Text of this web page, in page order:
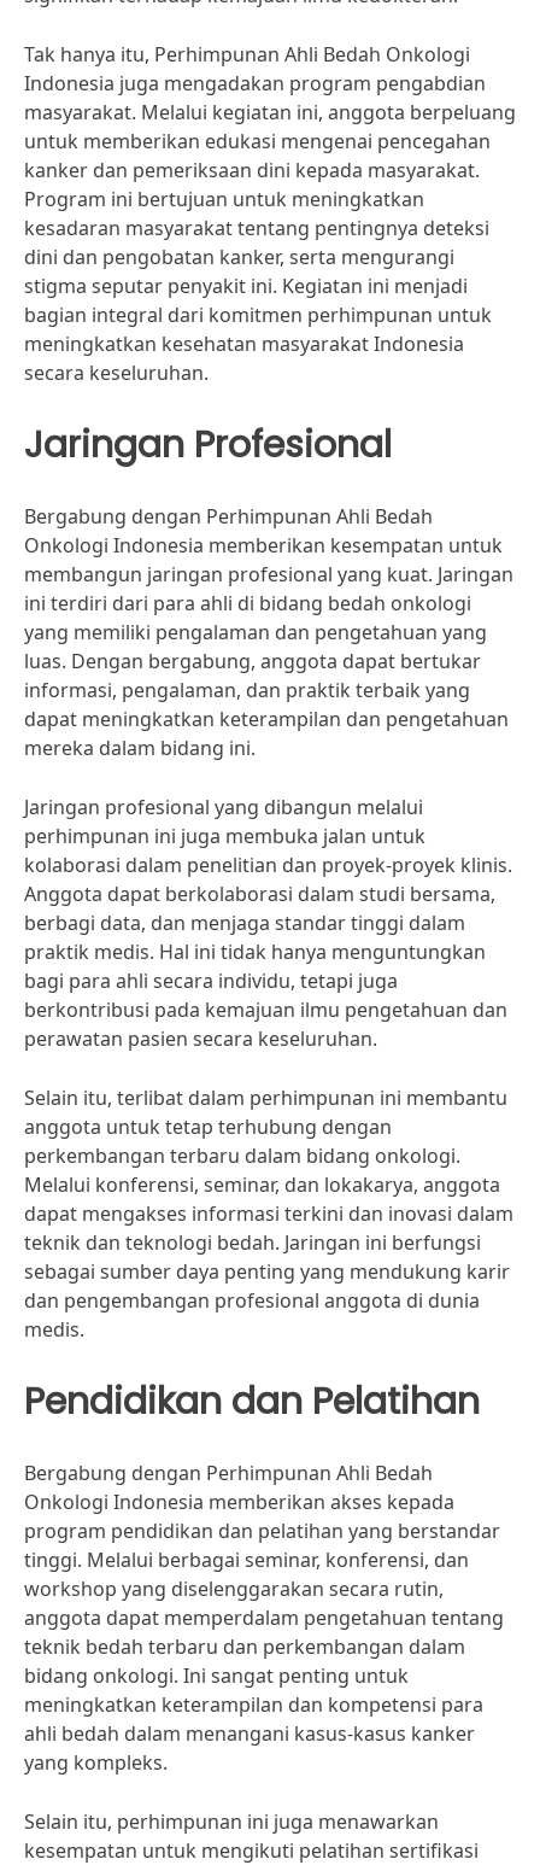
Tak hanya itu, Perhimpunan Ahli Bedah Onkologi
Indonesia juga mengadakan program pengabdian
masyarakat. Melalui kegiatan ini, anggota berpeluang
untuk memberikan edukasi mengenai pencegahan
kanker dan pemeriksaan dini kepada masyarakat.
Program ini bertujuan untuk meningkatkan
kesadaran masyarakat tentang pentingnya deteksi
dini dan pengobatan kanker, serta mengurangi
stigma seputar penyakit ini. Kegiatan ini menjadi
bagian integral dari komitmen perhimpunan untuk
meningkatkan kesehatan masyarakat Indonesia
secara keseluruhan.
Jaringan Profesional
Bergabung dengan Perhimpunan Ahli Bedah
Onkologi Indonesia memberikan kesempatan untuk
membangun jaringan profesional yang kuat. Jaringan
ini terdiri dari para ahli di bidang bedah onkologi
yang memiliki pengalaman dan pengetahuan yang
luas. Dengan bergabung, anggota dapat bertukar
informasi, pengalaman, dan praktik terbaik yang
dapat meningkatkan keterampilan dan pengetahuan
mereka dalam bidang ini.
Jaringan profesional yang dibangun melalui
perhimpunan ini juga membuka jalan untuk
kolaborasi dalam penelitian dan proyek-proyek klinis.
Anggota dapat berkolaborasi dalam studi bersama,
berbagi data, dan menjaga standar tinggi dalam
praktik medis. Hal ini tidak hanya menguntungkan
bagi para ahli secara individu, tetapi juga
berkontribusi pada kemajuan ilmu pengetahuan dan
perawatan pasien secara keseluruhan.
Selain itu, terlibat dalam perhimpunan ini membantu
anggota untuk tetap terhubung dengan
perkembangan terbaru dalam bidang onkologi.
Melalui konferensi, seminar, dan lokakarya, anggota
dapat mengakses informasi terkini dan inovasi dalam
teknik dan teknologi bedah. Jaringan ini berfungsi
sebagai sumber daya penting yang mendukung karir
dan pengembangan profesional anggota di dunia
medis.
Pendidikan dan Pelatihan
Bergabung dengan Perhimpunan Ahli Bedah
Onkologi Indonesia memberikan akses kepada
program pendidikan dan pelatihan yang berstandar
tinggi. Melalui berbagai seminar, konferensi, dan
workshop yang diselenggarakan secara rutin,
anggota dapat memperdalam pengetahuan tentang
teknik bedah terbaru dan perkembangan dalam
bidang onkologi. Ini sangat penting untuk
meningkatkan keterampilan dan kompetensi para
ahli bedah dalam menangani kasus-kasus kanker
yang kompleks.
Selain itu, perhimpunan ini juga menawarkan
kesempatan untuk mengikuti pelatihan sertifikasi